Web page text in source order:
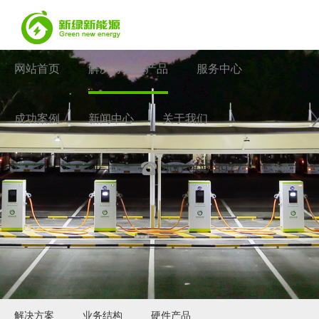
网站首页 解决方案和产品 服务中心
成功案例 新闻中心 关于我们
400-900-8977 登录
解决方案 业务结构 硬件产品